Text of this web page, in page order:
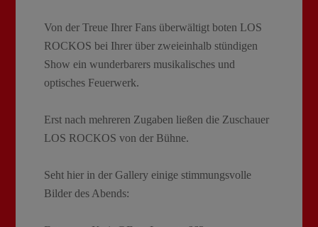
Von der Treue Ihrer Fans überwältigt boten LOS
ROCKOS bei Ihrer über zweieinhalb stündigen
Show ein wunderbarers musikalisches und
optisches Feuerwerk.
Erst nach mehreren Zugaben ließen die Zuschauer
LOS ROCKOS von der Bühne.
Seht hier in der Gallery einige stimmungsvolle
Bilder des Abends: